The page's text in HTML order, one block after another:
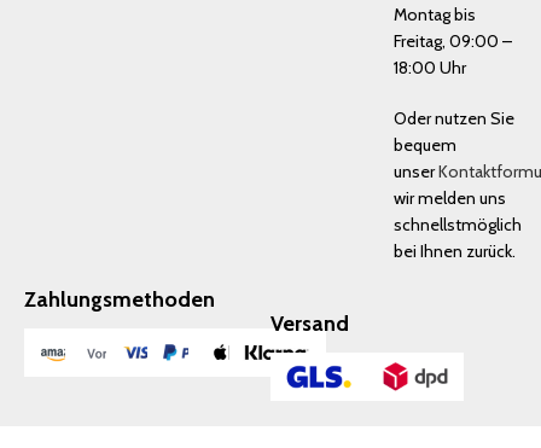
Montag bis
Freitag, 09:00 –
18:00 Uhr
Oder nutzen Sie
bequem
unser
wir melden uns
schnellstmöglich
bei Ihnen zurück.
Zahlungsmethoden
Versand